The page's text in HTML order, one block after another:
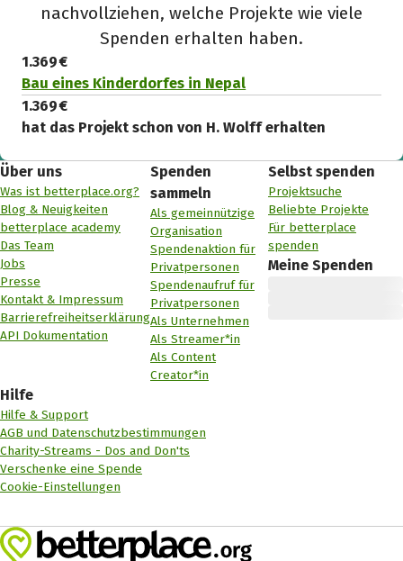
nachvollziehen, welche Projekte wie viele
Spenden erhalten haben.
1.369 €
Bau eines Kinderdorfes in Nepal
1.369 €
hat das Projekt schon von H. Wolff erhalten
Über uns
Was ist betterplace.org?
Blog & Neuigkeiten
betterplace academy
Das Team
Jobs
Presse
Kontakt & Impressum
Barrierefreiheitserklärung
API Dokumentation
Spenden
sammeln
Als gemeinnützige
Organisation
Spendenaktion für
Privatpersonen
Spendenaufruf für
Privatpersonen
Als Unternehmen
Als Streamer*in
Als Content
Creator*in
Selbst spenden
Projektsuche
Beliebte Projekte
Für betterplace
spenden
Meine Spenden
Hilfe
Hilfe & Support
AGB und Datenschutzbestimmungen
Charity-Streams - Dos and Don'ts
Verschenke eine Spende
Cookie-Einstellungen